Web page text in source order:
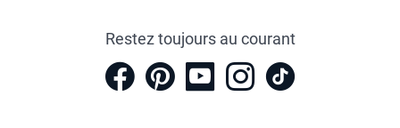
Restez toujours au courant